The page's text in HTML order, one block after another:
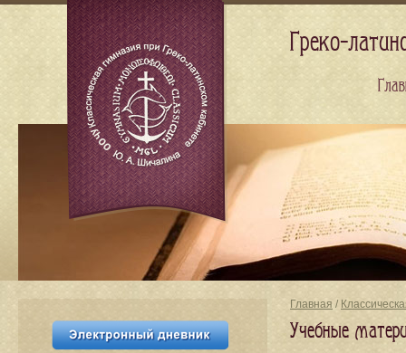
Главная /
Учебные
Греко-